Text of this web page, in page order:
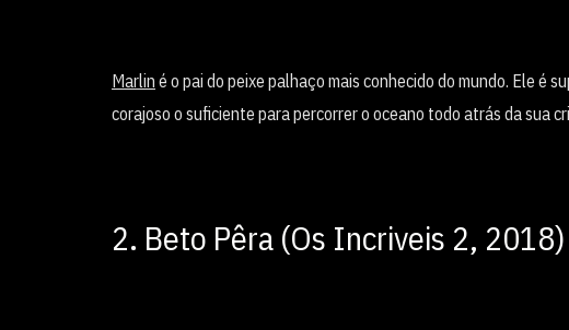
Marlin é o pai do peixe palhaço mais conhecido do mundo. Ele é
corajoso o suficiente para percorrer o oceano todo atrás da sua
2. Beto Pêra (Os Incriveis 2, 2018)